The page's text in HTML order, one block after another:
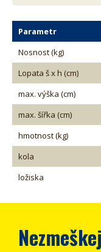
Parametr
Nosnost (kg)
Lopata š x h (cm)
max. výška (cm)
max. šířka (cm)
hmotnost (kg)
kola
ložiska